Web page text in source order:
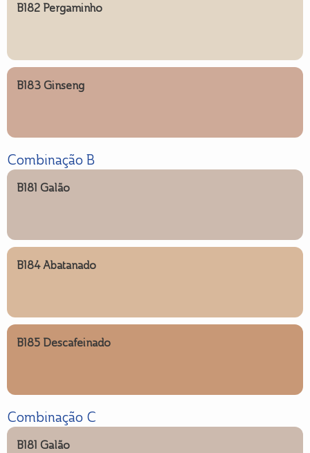
B182 Pergaminho
B183 Ginseng
Combinação B
B181 Galão
B184 Abatanado
B185 Descafeinado
Combinação C
B181 Galão